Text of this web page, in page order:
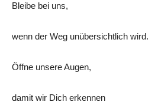
Bleibe bei uns,
wenn der Weg unübersichtlich wird.
Öffne unsere Augen,
damit wir Dich erkennen